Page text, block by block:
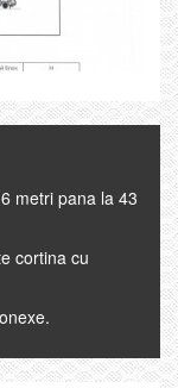
metri pana la 43
cortina cu